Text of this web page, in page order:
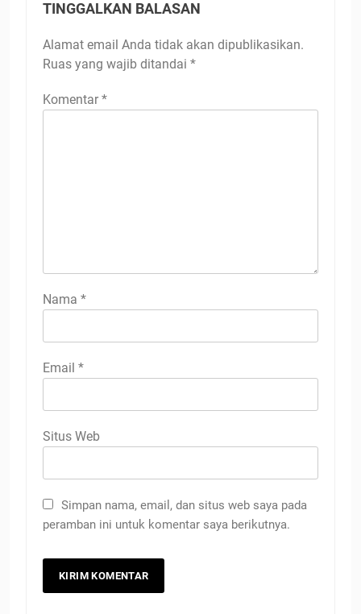
TINGGALKAN BALASAN
Alamat email Anda tidak akan dipublikasikan.
Ruas yang wajib ditandai *
Komentar *
Nama *
Email *
Situs Web
Simpan nama, email, dan situs web saya pada
peramban ini untuk komentar saya berikutnya.